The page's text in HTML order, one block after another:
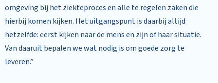
omgeving bij het ziekteproces en alle te regelen zaken die
hierbij komen kijken. Het uitgangspunt is daarbij altijd
hetzelfde: eerst kijken naar de mens en zijn of haar situatie.
Van daaruit bepalen we wat nodig is om goede zorg te
leveren.”